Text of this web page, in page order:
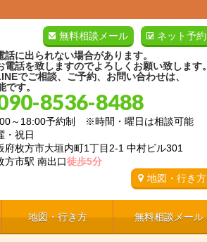
ネット予約
無料相談メール
話に出られない場合があります。
電話を致しますのでよろしくお願い致します。
でご相談、ご予約、お問い合わせは、
です。
8536-8488
～18:00予約制 ※時間・曜日は相談可能
・祝日
府枚方市大垣内町1丁目2-1 中村ビル301
方市駅 南出口徒歩5分
地図・行き方
地図・行き方 無料相談メール